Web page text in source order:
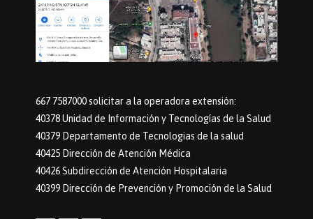
667 7587000 solicitar a la operadora extensión:
40378 Unidad de Información y Tecnologías de la Salud
40379 Departamento de Tecnologias de la salud
40425 Dirección de Atención Médica
40426 Subdirección de Atención Hospitalaria
40399 Dirección de Prevención y Promoción de la Salud